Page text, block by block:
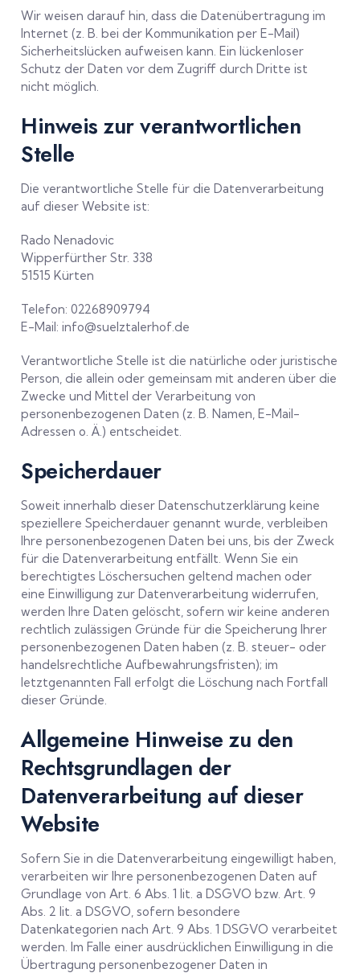
Wir weisen darauf hin, dass die Datenübertragung im
Internet (z. B. bei der Kommunikation per E-Mail)
Sicherheitslücken aufweisen kann. Ein lückenloser
Schutz der Daten vor dem Zugriff durch Dritte ist
nicht möglich.
Hinweis zur verantwortlichen
Stelle
Die verantwortliche Stelle für die Datenverarbeitung
auf dieser Website ist:
Rado Nenadovic
Wipperfürther Str. 338
51515 Kürten
Telefon: 02268909794
E-Mail: info@suelztalerhof.de
Verantwortliche Stelle ist die natürliche oder juristische
Person, die allein oder gemeinsam mit anderen über die
Zwecke und Mittel der Verarbeitung von
personenbezogenen Daten (z. B. Namen, E-Mail-
Adressen o. Ä.) entscheidet.
Speicherdauer
Soweit innerhalb dieser Datenschutzerklärung keine
speziellere Speicherdauer genannt wurde, verbleiben
Ihre personenbezogenen Daten bei uns, bis der Zweck
für die Datenverarbeitung entfällt. Wenn Sie ein
berechtigtes Löschersuchen geltend machen oder
eine Einwilligung zur Datenverarbeitung widerrufen,
werden Ihre Daten gelöscht, sofern wir keine anderen
rechtlich zulässigen Gründe für die Speicherung Ihrer
personenbezogenen Daten haben (z. B. steuer- oder
handelsrechtliche Aufbewahrungsfristen); im
letztgenannten Fall erfolgt die Löschung nach Fortfall
dieser Gründe.
Allgemeine Hinweise zu den
Rechtsgrundlagen der
Datenverarbeitung auf dieser
Website
Sofern Sie in die Datenverarbeitung eingewilligt haben,
verarbeiten wir Ihre personenbezogenen Daten auf
Grundlage von Art. 6 Abs. 1 lit. a DSGVO bzw. Art. 9
Abs. 2 lit. a DSGVO, sofern besondere
Datenkategorien nach Art. 9 Abs. 1 DSGVO verarbeitet
werden. Im Falle einer ausdrücklichen Einwilligung in die
Übertragung personenbezogener Daten in